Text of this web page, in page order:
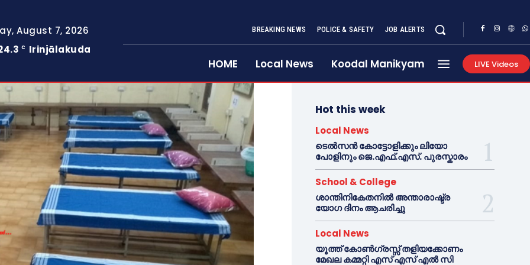
August 7, 2026
C Irinjālakuda
BREAKING NEWS POLICE & SAFETY JOB ALERTS
HOME Local News Koodal Manikyam LIVE Videos
Hot this week
Local News
ടെൽസൻ കോട്ടോളിക്കും ലിയോ
പോളിനും ജെ.എഫ്.എസ്. പുരസ്കാരം
School & College
ശാന്തിനികേതനിൽ അന്താരാഷ്ട്ര
യോഗ ദിനം ആചരിച്ചു
Local News
യൂത്ത് കോൺഗ്രസ്സ് തളിയക്കോണം
മേഖല കമ്മറ്റി എസ് എസ് എൽ സി